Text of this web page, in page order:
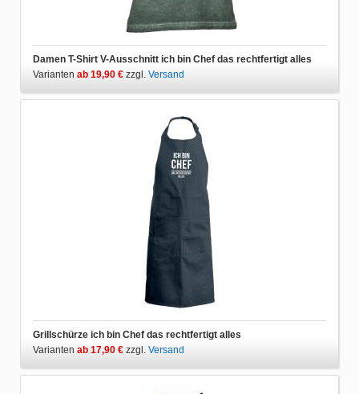
Damen T-Shirt V-Ausschnitt ich bin Chef das rechtfertigt alles
Varianten ab 19,90 € zzgl. Versand
Grillschürze ich bin Chef das rechtfertigt alles
Varianten ab 17,90 € zzgl. Versand